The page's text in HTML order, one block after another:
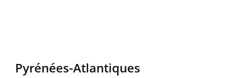
Pyrénées-Atlantiques